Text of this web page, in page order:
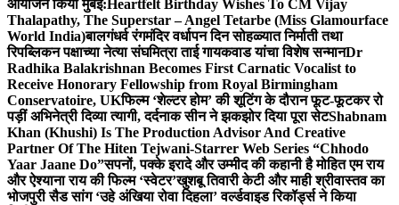
आयोजन किया मुंबई:Heartfelt Birthday Wishes To CM Vijay
Thalapathy, The Superstar – Angel Tetarbe (Miss Glamourface
World India)बालगंधर्व रंगमंदिर वर्धापन दिन सोहळ्यात निर्माती तथा
रिपब्लिकन पक्षाच्या नेत्या संघमित्रा ताई गायकवाड यांचा विशेष सन्मानDr
Radhika Balakrishnan Becomes First Carnatic Vocalist to
Receive Honorary Fellowship from Royal Birmingham
Conservatoire, UKफिल्म ‘शेल्टर होम’ की शूटिंग के दौरान फूट-फूटकर रो
पड़ीं अभिनेत्री दिव्या त्यागी, दर्दनाक सीन ने झकझोर दिया पूरा सेटShabnam
Khan (Khushi) Is The Production Advisor And Creative
Partner Of The Hiten Tejwani-Starrer Web Series “Chhodo
Yaar Jaane Do”सपनों, पक्के इरादे और उम्मीद की कहानी है मोहित एम राय
और ऐश्याना राय की फिल्म ‘स्वेटर’खुशबू तिवारी केटी और माही श्रीवास्तव का
भोजपुरी सैड सांग ‘उहे अंखिया रोवा दिहला’ वर्ल्डवाइड रिकॉर्ड्स ने किया